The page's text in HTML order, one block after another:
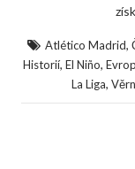
Atlético Madrid,
Historií, El Niño,
La Liga,